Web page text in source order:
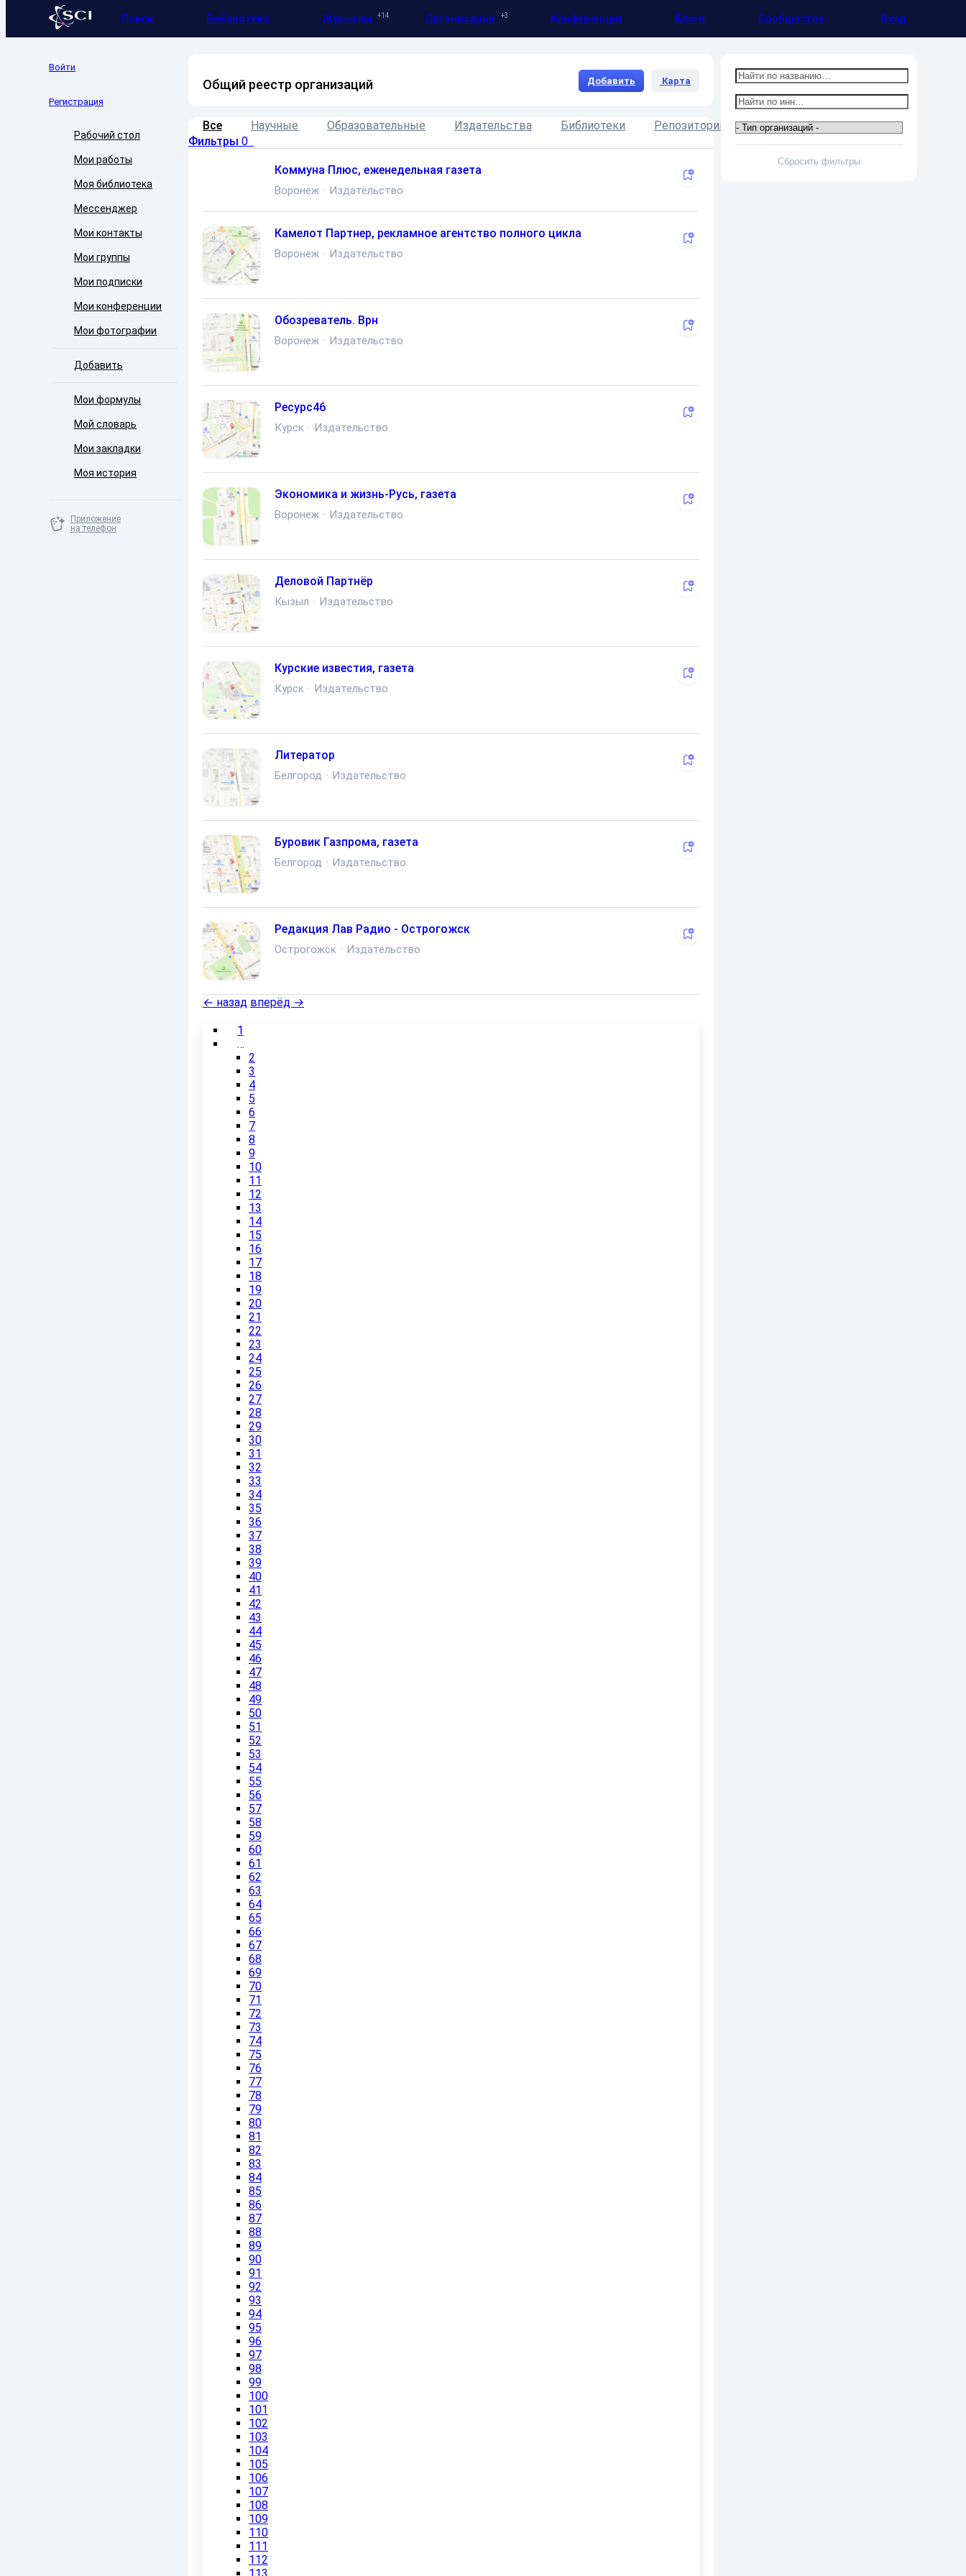
Поиск Библиотека Журналы 14 Организации 3 Конференции Блоги Сообщество Вход
Войти
Регистрация
Рабочий стол
Мои работы
Моя библиотека
Мессенджер
Мои контакты
Мои группы
Мои подписки
Мои конференции
Мои фотографии
Добавить
Мои формулы
Мой словарь
Мои закладки
Моя история
Приложение
на телефон
Общий реестр организаций Добавить Карта
Все Научные Образовательные Издательства Библиотеки
Репозитории
Фильтры 0
Коммуна Плюс, еженедельная газета
Воронеж · Издательство
Камелот Партнер, рекламное агентство полного цикла
Воронеж · Издательство
Обозреватель. Врн
Воронеж · Издательство
Ресурс46
Курск · Издательство
Экономика и жизнь-Русь, газета
Воронеж · Издательство
Деловой Партнёр
Кызыл · Издательство
Курские известия, газета
Курск · Издательство
Литератор
Белгород · Издательство
Буровик Газпрома, газета
Белгород · Издательство
Редакция Лав Радио - Острогожск
Острогожск · Издательство
← назад вперёд →
1
…
2
3
4
5
6
7
8
9
10
11
12
13
14
15
16
17
18
19
20
21
22
23
24
25
26
27
28
29
30
31
32
33
34
35
36
37
38
39
40
41
42
43
44
45
46
47
48
49
50
51
52
53
54
55
56
57
58
59
60
61
62
63
64
65
66
67
68
69
70
71
72
73
74
75
76
77
78
79
80
81
82
83
84
85
86
87
88
89
90
91
92
93
94
95
96
97
98
99
100
101
102
103
104
105
106
107
108
109
110
111
112